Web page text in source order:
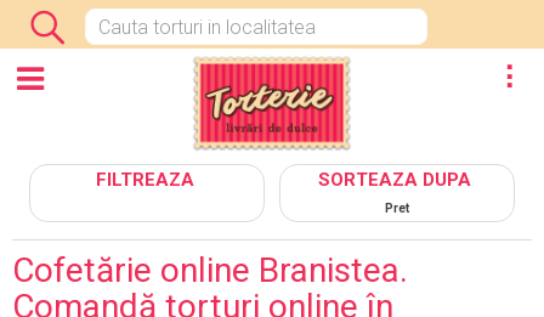
INCHIDE
FILTREAZA SORTEAZA DUPA
Pret
Cofetărie online Branistea.
Comandă torturi online în